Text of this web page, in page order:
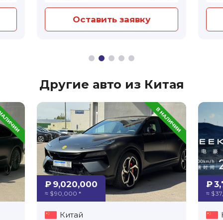
Оставить заявку
Другие авто из Китая
₽ 9,020,000
≈ $ 90,000 *
Китай
₽
≈ $